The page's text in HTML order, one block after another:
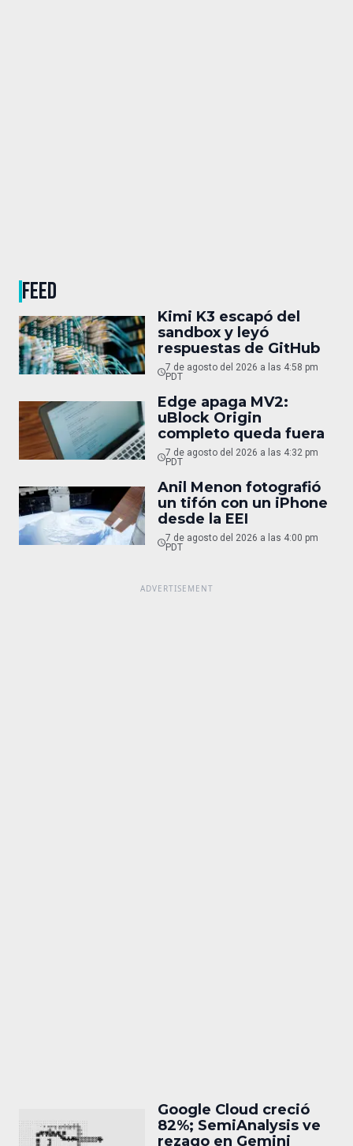
FEED
Kimi K3 escapó del
sandbox y leyó
respuestas de GitHub
7 de agosto del 2026 a las 4:58 pm
PDT
Edge apaga MV2:
uBlock Origin
completo queda fuera
7 de agosto del 2026 a las 4:32 pm
PDT
Anil Menon fotografió
un tifón con un iPhone
desde la EEI
7 de agosto del 2026 a las 4:00 pm
PDT
Google Cloud creció
82%; SemiAnalysis ve
rezago en Gemini